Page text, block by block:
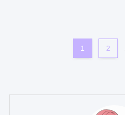
1 2